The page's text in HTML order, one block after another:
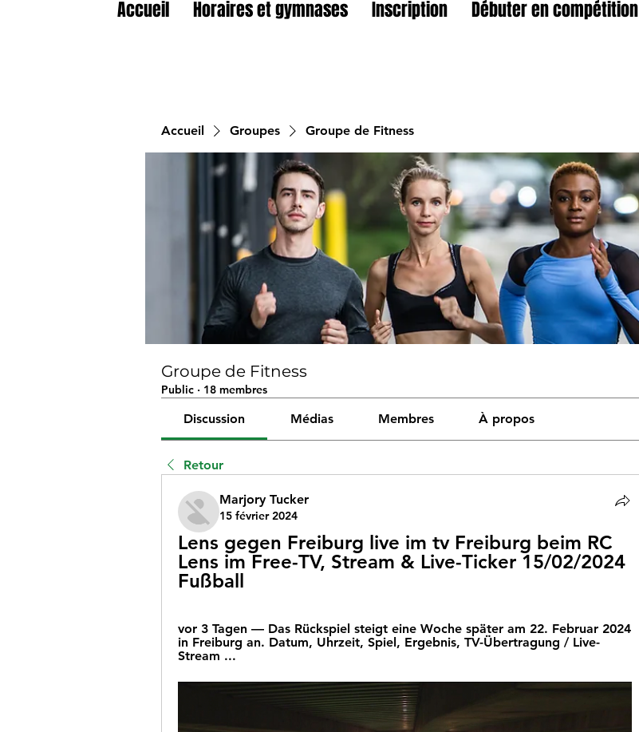
Accueil Horaires et gymnases Inscription Débuter en compétition
Accueil Groupes Groupe de Fitness
Groupe de Fitness
Public · 18 membres
Discussion Médias Membres À propos
Retour
Marjory Tucker
15 février 2024
Lens gegen Freiburg live im tv Freiburg beim RC
Lens im Free-TV, Stream & Live-Ticker 15/02/2024
Fußball
vor 3 Tagen — Das Rückspiel steigt eine Woche später am 22. Februar 2024
in Freiburg an. Datum, Uhrzeit, Spiel, Ergebnis, TV-Übertragung / Live-
Stream ...